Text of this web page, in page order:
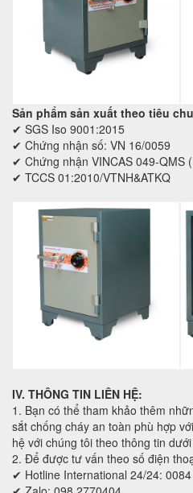
Sản phẩm sản xuất theo tiêu
✔ SGS Iso 9001:2015
✔ Chứng nhận số: VN 16/0059
✔ Chứng nhận VINCAS 049-QMS
✔ TCCS 01:2010/VTNH&ATKQ
IV. THÔNG TIN LIÊN HỆ:
1. Bạn có thể tham khảo thêm
sắt chống cháy an toàn phù hợp
hệ với chúng tôi theo thông tin dưới
2. Để được tư vấn theo số điện
✔ Hotline International 24/24: